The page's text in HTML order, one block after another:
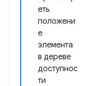
еть
положени
е
элемента
в дереве
доступнос
ти